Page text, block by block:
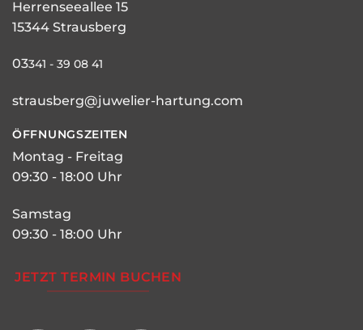
Herrenseeallee 15
15344 Strausberg
03341 - 39 08 41
strausberg@juwelier-hartung.com
ÖFFNUNGSZEITEN
Montag - Freitag
09:30 - 18:00 Uhr
Samstag
09:30 - 18:00 Uhr
JETZT TERMIN BUCHEN